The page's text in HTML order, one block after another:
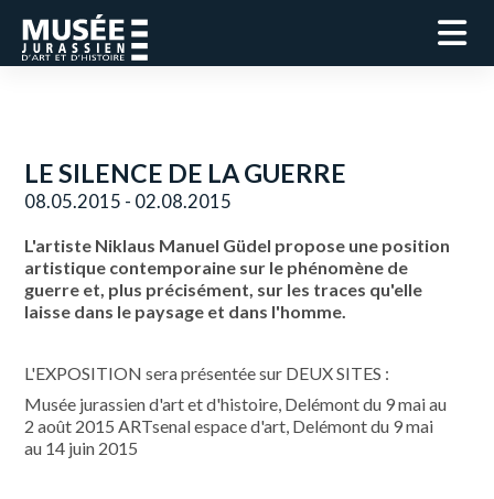
LE SILENCE DE LA GUERRE
08.05.2015 - 02.08.2015
L'artiste Niklaus Manuel Güdel propose une position
artistique contemporaine sur le phénomène de
guerre et, plus précisément, sur les traces qu'elle
laisse dans le paysage et dans l'homme.
L'EXPOSITION sera présentée sur DEUX SITES :
Musée jurassien d'art et d'histoire, Delémont du 9 mai au
2 août 2015 ARTsenal espace d'art, Delémont du 9 mai
au 14 juin 2015